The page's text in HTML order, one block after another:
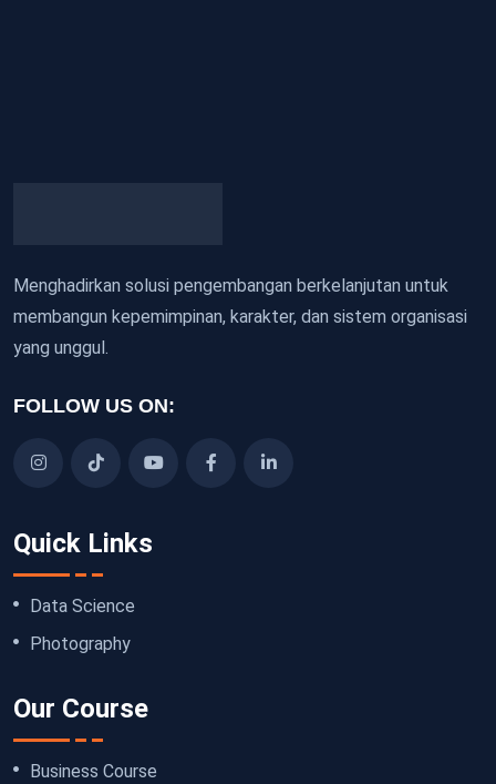
Menghadirkan solusi pengembangan berkelanjutan untuk
membangun kepemimpinan, karakter, dan sistem organisasi
yang unggul.
FOLLOW US ON:
Quick Links
Data Science
Photography
Our Course
Business Course